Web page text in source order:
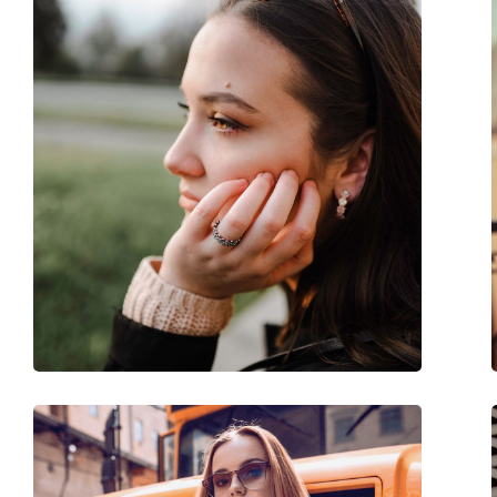
Forma ramei:
Pătrată
Culoarea ramei:
Negru
Materialul ramei :
Eco-friendly - Bio-
Mărime:
Lățimea ramei:
139 mm
Lungimea brațelor:
145 mm
Lățimea punții nazale:
Greutate:
145 g
Pernițe reglabile pentru nas:
Nu
Balama flexibilă:
Nu
Accesorii
Suport:
Da
Lavetă pentru curățat:
Da
Altele